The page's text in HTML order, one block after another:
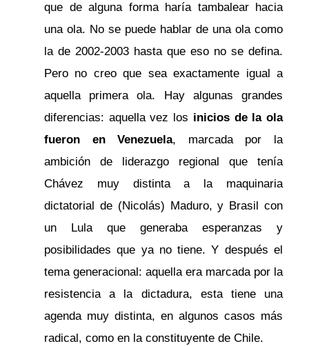
que de alguna forma haría tambalear hacia
una ola. No se puede hablar de una ola como
la de 2002-2003 hasta que eso no se defina.
Pero no creo que sea exactamente igual a
aquella primera ola. Hay algunas grandes
diferencias: aquella vez los inicios de la ola
fueron en Venezuela, marcada por la
ambición de liderazgo regional que tenía
Chávez muy distinta a la maquinaria
dictatorial de (Nicolás) Maduro, y Brasil con
un Lula que generaba esperanzas y
posibilidades que ya no tiene. Y después el
tema generacional: aquella era marcada por la
resistencia a la dictadura, esta tiene una
agenda muy distinta, en algunos casos más
radical, como en la constituyente de Chile.